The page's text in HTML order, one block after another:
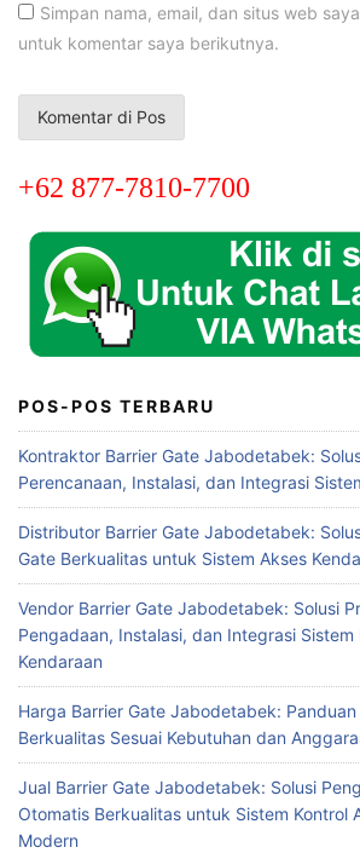
Simpan nama, email, dan situs web
untuk komentar saya berikutnya.
+62 877-7810-7700
POS-POS TERBARU
Kontraktor Barrier Gate Jabodetabek:
Perencanaan, Instalasi, dan Integrasi
Distributor Barrier Gate Jabodetabek:
Gate Berkualitas untuk Sistem Akses
Vendor Barrier Gate Jabodetabek: Solusi
Pengadaan, Instalasi, dan Integrasi Sistem
Kendaraan
Harga Barrier Gate Jabodetabek:
Berkualitas Sesuai Kebutuhan dan
Jual Barrier Gate Jabodetabek: Solusi
Otomatis Berkualitas untuk Sistem Kontrol
Modern